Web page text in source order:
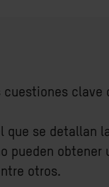
clave
que se detallan
pueden
otros.